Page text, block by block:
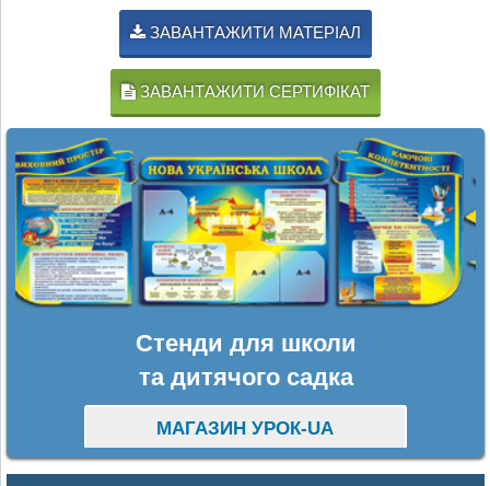
ЗАВАНТАЖИТИ МАТЕРІАЛ
ЗАВАНТАЖИТИ СЕРТИФІКАТ
Стенди для школи
та дитячого садка
МАГАЗИН УРОК-UA